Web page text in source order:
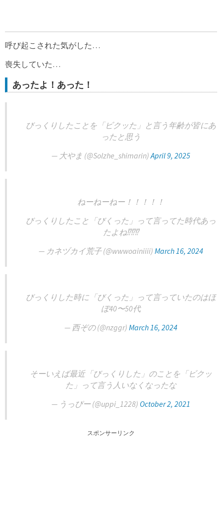
呼び起こされた気がした…
喪失していた…
あったよ！あった！
びっくりしたことを「ビクッた」と言う年齢が皆にあ
ったと思う
— 大やま (@Solzhe_shimarin)April 9, 2025
ねーねーねー！！！！！
びっくりしたこと「びくった」って言ってた時代あっ
たよね⁉️⁉️⁉️
— カネヅカイ荒子 (@wwwoainiiii) March 16, 2024
びっくりした時に「びくった」って言っていたのはほ
ぼ40〜50代
— 西ぞの (@nzggr) March 16, 2024
そーいえば最近「びっくりした」のことを「ビクッ
た」って言う人いなくなったな
— うっぴー (@uppi_1228) October 2, 2021
スポンサーリンク